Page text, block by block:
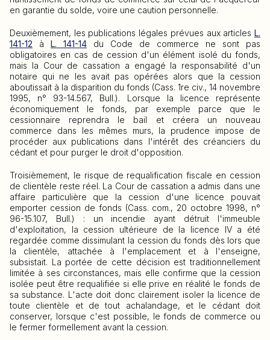
en garantie du solde, voire une caution personnelle.
Deuxièmement, les publications légales prévues aux articles L.
141-12 à L. 141-14 du Code de commerce ne sont pas
obligatoires en cas de cession d'un élément isolé du fonds,
mais la Cour de cassation a engagé la responsabilité d'un
notaire qui ne les avait pas opérées alors que la cession
aboutissait à la disparition du fonds (Cass. 1re civ., 14 novembre
1995, n° 93-14.567, Bull.). Lorsque la licence représente
économiquement le fonds, par exemple parce que le
cessionnaire reprendra le bail et créera un nouveau
commerce dans les mêmes murs, la prudence impose de
procéder aux publications dans l'intérêt des créanciers du
cédant et pour purger le droit d'opposition.
Troisièmement, le risque de requalification fiscale en cession
de clientèle reste réel. La Cour de cassation a admis dans une
affaire particulière que la cession d'une licence pouvait
emporter cession de fonds (Cass. com., 20 octobre 1998, n°
96-15.107, Bull.) : un incendie ayant détruit l'immeuble
d'exploitation, la cession ultérieure de la licence IV a été
regardée comme dissimulant la cession du fonds dès lors que
la clientèle, attachée à l'emplacement et à l'enseigne,
subsistait. La portée de cette décision est traditionnellement
limitée à ses circonstances, mais elle confirme que la cession
isolée peut être requalifiée si elle prive en réalité le fonds de
sa substance. L'acte doit donc clairement isoler la licence de
toute clientèle et de tout achalandage, et le cédant doit
conserver, lorsque c'est possible, le fonds de commerce ou
le fermer formellement avant la cession.